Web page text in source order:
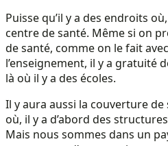
Puisse qu’il y a des endroits
centre de santé. Même si on
de santé, comme on le fait
l’enseignement, il y a gratuité
là où il y a des écoles.
Il y aura aussi la couverture
où, il y a d’abord des
Mais nous sommes dans un